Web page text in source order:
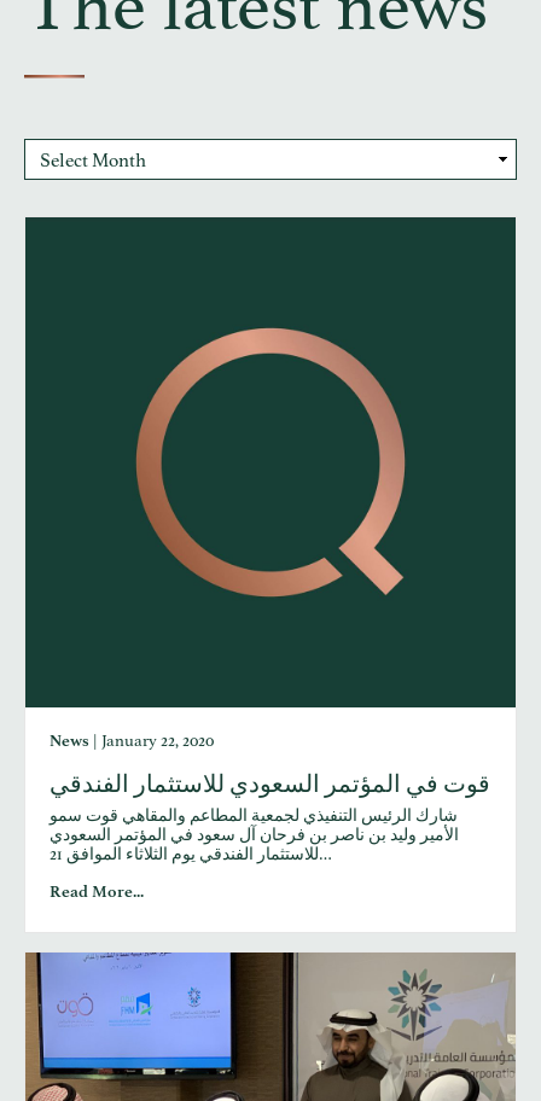
Archives
News | January 22, 2020
قوت في المؤتمر السعودي للاستثمار الفندقي
شارك الرئيس التنفيذي لجمعية المطاعم والمقاهي قوت سمو
الأمير وليد بن ناصر بن فرحان آل سعود في المؤتمر السعودي
للاستثمار الفندقي يوم الثلاثاء الموافق 21…
Read More...